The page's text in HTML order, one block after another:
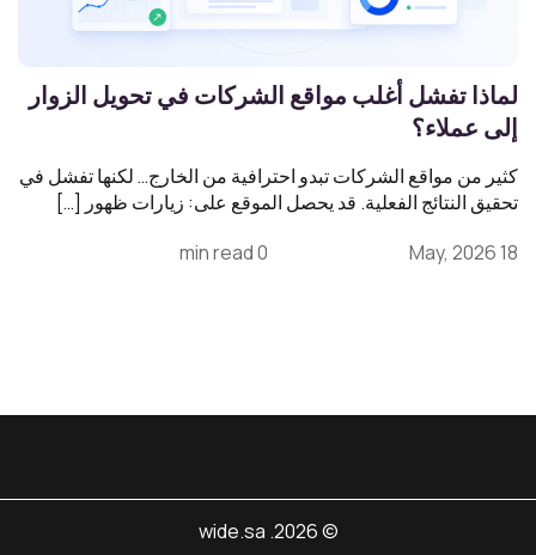
لماذا تفشل أغلب مواقع الشركات في تحويل الزوار
إلى عملاء؟
كثير من مواقع الشركات تبدو احترافية من الخارج… لكنها تفشل في
تحقيق النتائج الفعلية. قد يحصل الموقع على: زيارات ظهور […]
18 May, 2026
0 min read
© 2026. wide.sa